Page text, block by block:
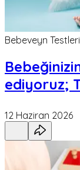
Bebeveyn Testleri
ediyoruz;
12 Haziran 2026